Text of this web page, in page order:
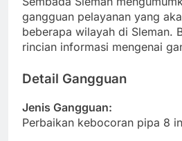
gangguan pelayanan yang
beberapa wilayah di Sleman.
rincian informasi mengenai
Detail Gangguan
Jenis Gangguan:
Perbaikan kebocoran pipa 8